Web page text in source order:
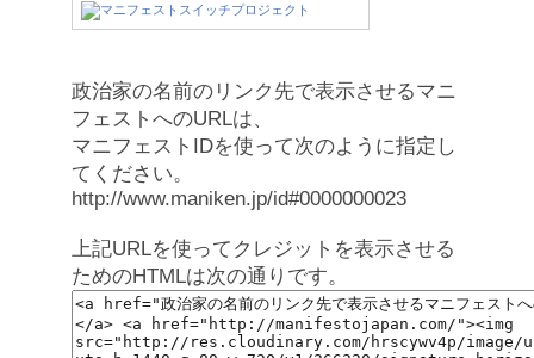
政治家の名前のリンク先で表示させるマニ
フェストへのURLは、
マニフェストIDを使って次のように指定し
てください。
http://www.maniken.jp/id#0000000023
上記URLを使ってクレジットを表示させる
ためのHTMLは次の通りです。